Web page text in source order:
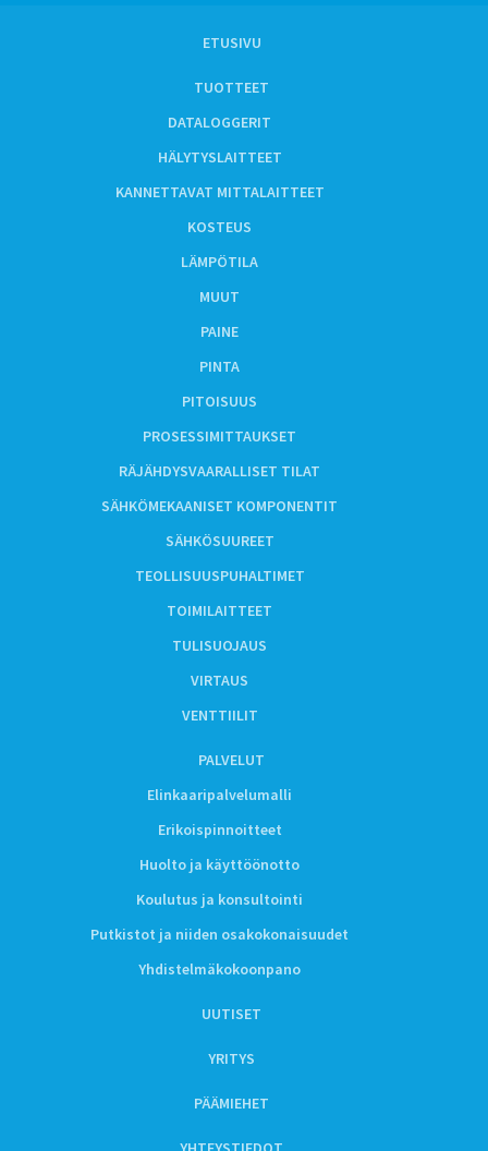
ETUSIVU
TUOTTEET
DATALOGGERIT
HÄLYTYSLAITTEET
KANNETTAVAT MITTALAITTEET
KOSTEUS
LÄMPÖTILA
MUUT
PAINE
PINTA
PITOISUUS
PROSESSIMITTAUKSET
RÄJÄHDYSVAARALLISET TILAT
SÄHKÖMEKAANISET KOMPONENTIT
SÄHKÖSUUREET
TEOLLISUUSPUHALTIMET
TOIMILAITTEET
TULISUOJAUS
VIRTAUS
VENTTIILIT
PALVELUT
Elinkaaripalvelumalli
Erikoispinnoitteet
Huolto ja käyttöönotto
Koulutus ja konsultointi
Putkistot ja niiden osakokonaisuudet
Yhdistelmäkokoonpano
UUTISET
YRITYS
PÄÄMIEHET